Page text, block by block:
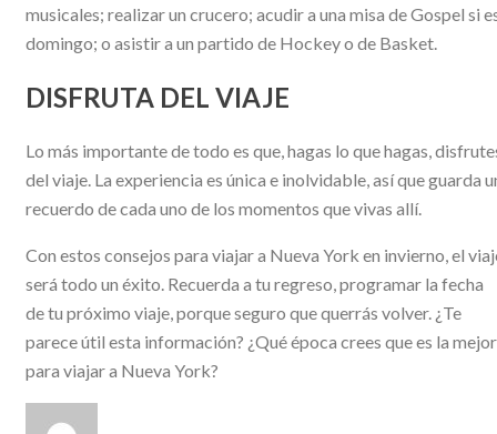
musicales; realizar un crucero; acudir a una misa de Gospel si
domingo; o asistir a un partido de Hockey o de Basket.
DISFRUTA DEL VIAJE
Lo más importante de todo es que, hagas lo que hagas,
del viaje. La experiencia es única e inolvidable, así que guarda
recuerdo de cada uno de los momentos que vivas allí.
Con estos consejos para viajar a Nueva York en invierno, el
será todo un éxito. Recuerda a tu regreso, programar la fecha
de tu próximo viaje, porque seguro que querrás volver. ¿Te
parece útil esta información? ¿Qué época crees que es la mejor
para viajar a Nueva York?